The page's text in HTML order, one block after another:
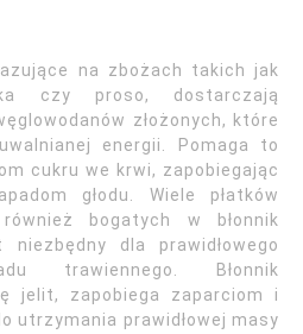
na zbożach takich jak
czy proso, dostarczają
złożonych, które
energii. Pomaga to
cukru we krwi, zapobiegając
głodu. Wiele płatków
bogatych w błonnik
dla prawidłowego
trawiennego. Błonnik
jelit, zapobiega zaparciom i
utrzymania prawidłowej masy